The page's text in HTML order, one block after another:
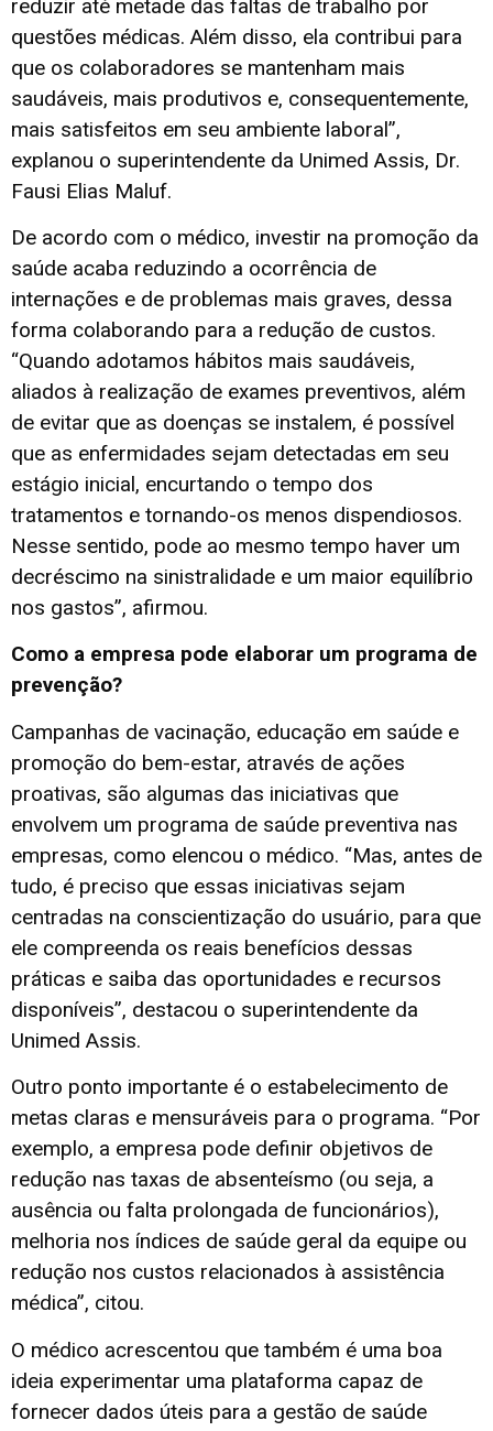
reduzir até metade das faltas de trabalho por
questões médicas. Além disso, ela contribui para
que os colaboradores se mantenham mais
saudáveis, mais produtivos e, consequentemente,
mais satisfeitos em seu ambiente laboral”,
explanou o superintendente da Unimed Assis, Dr.
Fausi Elias Maluf.
De acordo com o médico, investir na promoção da
saúde acaba reduzindo a ocorrência de
internações e de problemas mais graves, dessa
forma colaborando para a redução de custos.
“Quando adotamos hábitos mais saudáveis,
aliados à realização de exames preventivos, além
de evitar que as doenças se instalem, é possível
que as enfermidades sejam detectadas em seu
estágio inicial, encurtando o tempo dos
tratamentos e tornando-os menos dispendiosos.
Nesse sentido, pode ao mesmo tempo haver um
decréscimo na sinistralidade e um maior equilíbrio
nos gastos”, afirmou.
Como a empresa pode elaborar um programa de
prevenção?
Campanhas de vacinação, educação em saúde e
promoção do bem-estar, através de ações
proativas, são algumas das iniciativas que
envolvem um programa de saúde preventiva nas
empresas, como elencou o médico. “Mas, antes de
tudo, é preciso que essas iniciativas sejam
centradas na conscientização do usuário, para que
ele compreenda os reais benefícios dessas
práticas e saiba das oportunidades e recursos
disponíveis”, destacou o superintendente da
Unimed Assis.
Outro ponto importante é o estabelecimento de
metas claras e mensuráveis para o programa. “Por
exemplo, a empresa pode definir objetivos de
redução nas taxas de absenteísmo (ou seja, a
ausência ou falta prolongada de funcionários),
melhoria nos índices de saúde geral da equipe ou
redução nos custos relacionados à assistência
médica”, citou.
O médico acrescentou que também é uma boa
ideia experimentar uma plataforma capaz de
fornecer dados úteis para a gestão de saúde